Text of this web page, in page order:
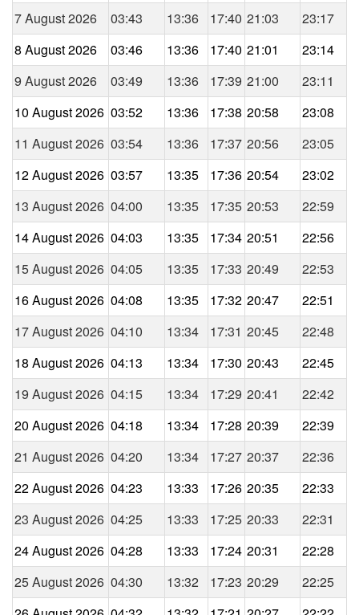
7 August 2026
03:43 13:36 17:40 21:03
23:17
8 August 2026
03:46 13:36 17:40 21:01
23:14
9 August 2026
03:49 13:36 17:39 21:00
23:11
10 August 2026 03:52 13:36 17:38 20:58
23:08
11 August 2026 03:54 13:36 17:37 20:56
23:05
12 August 2026 03:57 13:35 17:36 20:54
23:02
13 August 2026 04:00 13:35 17:35 20:53
22:59
14 August 2026 04:03 13:35 17:34 20:51
22:56
15 August 2026 04:05 13:35 17:33 20:49
22:53
16 August 2026 04:08 13:35 17:32 20:47
22:51
17 August 2026 04:10 13:34 17:31 20:45
22:48
18 August 2026 04:13 13:34 17:30 20:43
22:45
19 August 2026 04:15 13:34 17:29 20:41
22:42
20 August 2026 04:18 13:34 17:28 20:39
22:39
21 August 2026 04:20 13:34 17:27 20:37
22:36
22 August 2026 04:23 13:33 17:26 20:35
22:33
23 August 2026 04:25 13:33 17:25 20:33
22:31
24 August 2026 04:28 13:33 17:24 20:31
22:28
25 August 2026 04:30 13:32 17:23 20:29
22:25